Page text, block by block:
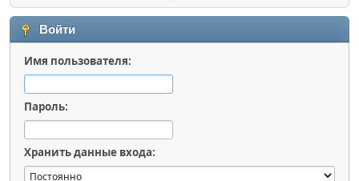
Войти
Имя пользователя:
Пароль:
Хранить данные входа: